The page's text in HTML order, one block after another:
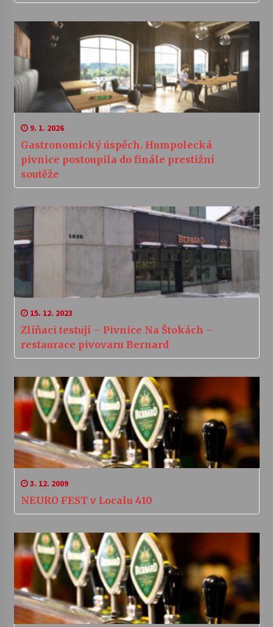
9. 1. 2026
Gastronomický úspěch. Humpolecká
pivnice postoupila do finále prestižní
soutěže
15. 12. 2023
Zlíňaci testují – Pivnice Na Štokách –
restaurace pivovaru Bernard
3. 12. 2009
NEURO FEST v Localu 410